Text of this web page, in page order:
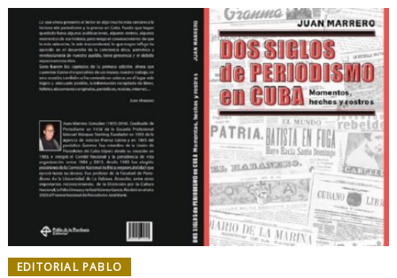
EDITORIAL PABLO